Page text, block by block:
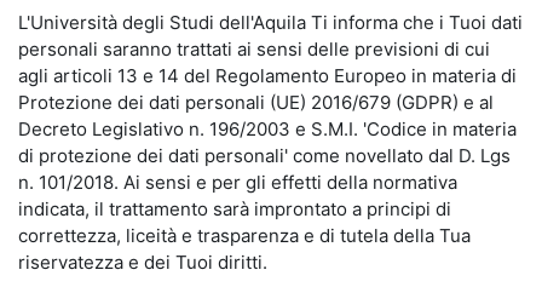
L'Università degli Studi dell'Aquila Ti informa che i Tuoi dati
personali saranno trattati ai sensi delle previsioni di cui
agli articoli 13 e 14 del Regolamento Europeo in materia di
Protezione dei dati personali (UE) 2016/679 (GDPR) e al
Decreto Legislativo n. 196/2003 e S.M.I. 'Codice in materia
di protezione dei dati personali' come novellato dal D. Lgs
n. 101/2018. Ai sensi e per gli effetti della normativa
indicata, il trattamento sarà improntato a principi di
correttezza, liceità e trasparenza e di tutela della Tua
riservatezza e dei Tuoi diritti.